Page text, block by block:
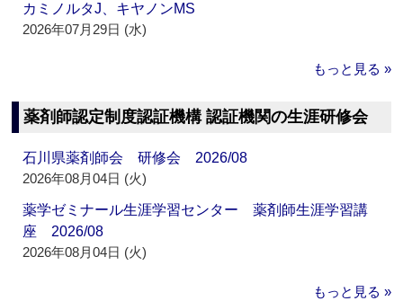
カミノルタJ、キヤノンMS
2026年07月29日 (水)
もっと見る »
薬剤師認定制度認証機構 認証機関の生涯研修会
石川県薬剤師会 研修会 2026/08
2026年08月04日 (火)
薬学ゼミナール生涯学習センター 薬剤師生涯学習講
座 2026/08
2026年08月04日 (火)
もっと見る »